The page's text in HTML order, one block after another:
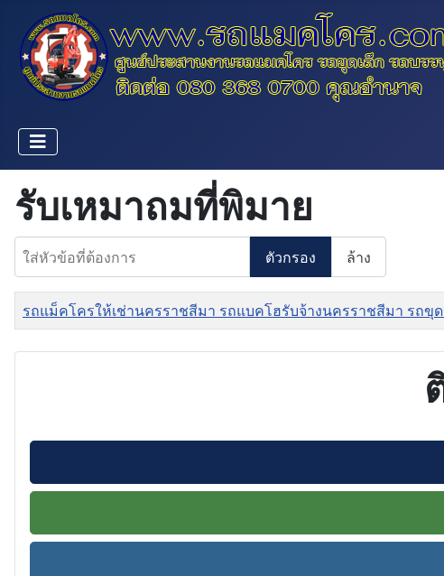
รับเหมาถมที่พิมาย
ใส่หัวข้อที่ต้องการ
ตัวกรอง ล้าง
ชื่อ
รถแม็คโครให้เช่านครราชสีมา รถแบคโฮรับจ้างนครราชสีมา รถ